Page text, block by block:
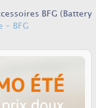
BFG (Battery
- BFG